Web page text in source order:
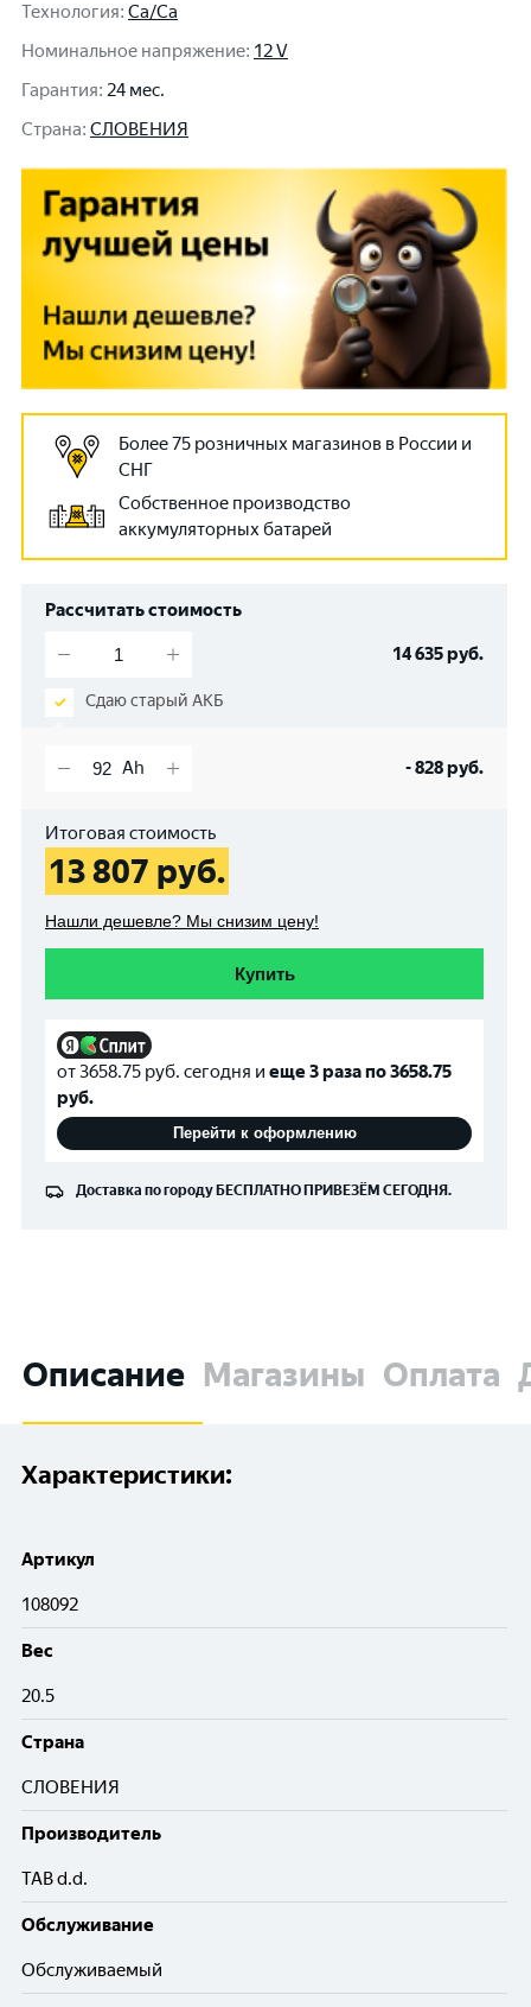
Технология: Ca/Ca
Номинальное напряжение: 12 V
Гарантия: 24 мес.
Cтрана: СЛОВЕНИЯ
Более 75 розничных магазинов в России и
СНГ
Собственное производство
аккумуляторных батарей
Рассчитать стоимость
14 635руб.
Сдаю старый АКБ
-828руб.
Итоговая стоимость
13 807 руб.
Нашли дешевле? Мы снизим цену!
Купить
от 3658.75 руб. сегодня и еще 3 раза по3658.75
руб.
Перейти к оформлению
Доставка по городуБЕСПЛАТНОПРИВЕЗЁМ СЕГОДНЯ.
Описание Магазины Оплата
Характеристики:
Артикул
108092
Вес
20.5
Cтрана
СЛОВЕНИЯ
Производитель
TAB d.d.
Обслуживание
Обслуживаемый